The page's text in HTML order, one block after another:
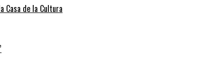
Casa de la Cultura